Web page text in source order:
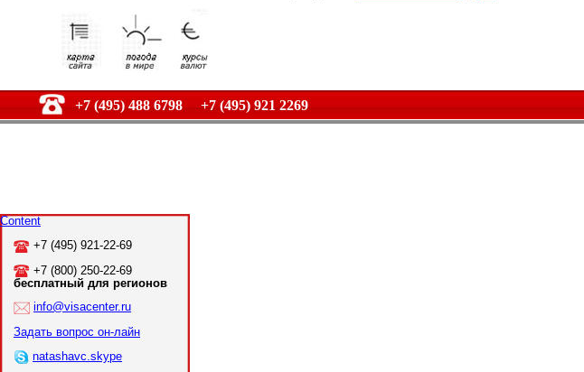
+7 (495) 488 6798 +7 (495) 921 2269
Content
+7 (495) 921-22-69
+7 (800) 250-22-69
бесплатный для регионов
info@visacenter.ru
Задать вопрос он-лайн
natashavc.skype